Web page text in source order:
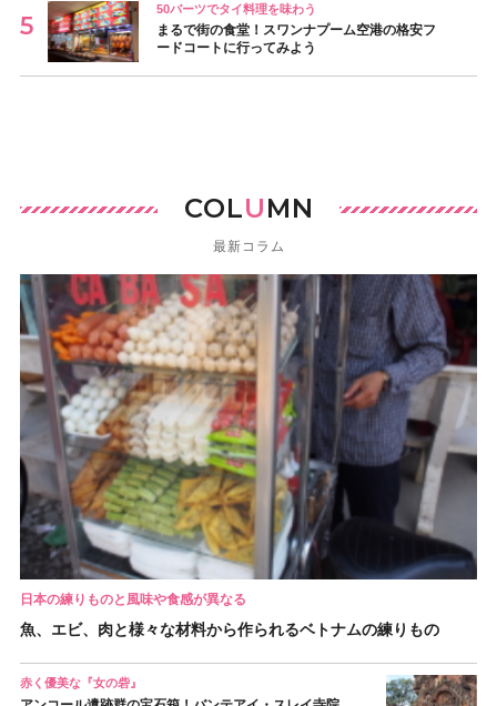
50バーツでタイ料理を味わう
まるで街の食堂！スワンナプーム空港の格安フ
ードコートに行ってみよう
COLUMN
最新コラム
日本の練りものと風味や食感が異なる
魚、エビ、肉と様々な材料から作られるベトナムの練りもの
赤く優美な『女の砦』